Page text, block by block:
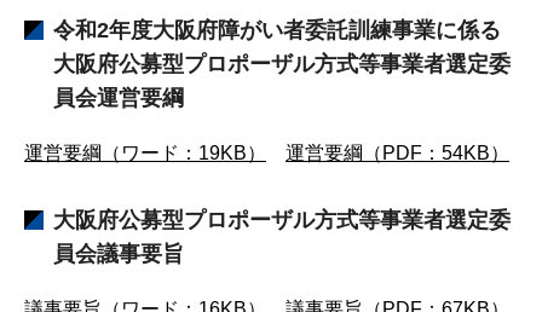
令和2年度大阪府障がい者委託訓練事業に係る
大阪府公募型プロポーザル方式等事業者選定委
員会運営要綱
運営要綱（ワード：19KB） 運営要綱（PDF：54KB）
大阪府公募型プロポーザル方式等事業者選定委
員会議事要旨